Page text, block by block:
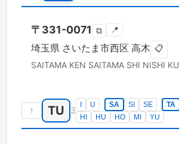
〒 331-0071 ⧉ 📍
埼玉県 さいたま市西区 高木 📋
SAITAMA KEN SAITAMA SHI NISHI KU
↑ TU 3
U SA SI SE TA
HI
HU HO MI YU